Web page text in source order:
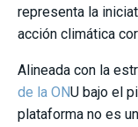
representa la
acción climática
Alineada con la
de la ONU bajo el
plataforma no es